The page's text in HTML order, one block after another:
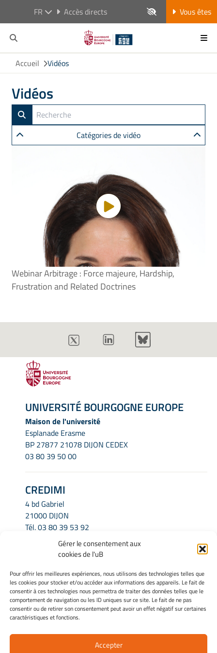
Gérer le consentement aux
cookies de l'uB
Pour offrir les meilleures expériences, nous utilisons des technologies telles que
les cookies pour stocker et/ou accéder aux informations des appareils. Le fait de
consentir à ces technologies nous permettra de traiter des données telles que le
comportement de navigation ou les ID uniques sur ce site. Le fait de ne pas
consentir ou de retirer son consentement peut avoir un effet négatif sur certaines
caractéristiques et fonctions.
Accepter
FR Accès directs Vous êtes
Accueil Vidéos
Vidéos
Catégories de vidéo
Webinar Arbitrage : Force majeure, Hardship,
Frustration and Related Doctrines
UNIVERSITÉ BOURGOGNE EUROPE
Maison de l'université
Esplanade Erasme
BP 27877 21078 DIJON CEDEX
03 80 39 50 00
CREDIMI
4 bd Gabriel
21000 DIJON
Tél.03 80 39 53 92
credimi.secretariat@u-bourgogne.fr
INFORMATIONS LÉGALES
Mentions légales
Gérer mes cookies
Politique de cookies
Déclaration de confidentialité
Avertissement